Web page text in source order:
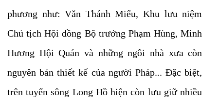
phương như: Văn Thánh Miếu, Khu lưu niệm
Chủ tịch Hội đồng Bộ trưởng Phạm Hùng, Minh
Hương Hội Quán và những ngôi nhà xưa còn
nguyên bản thiết kế của người Pháp... Đặc biệt,
trên tuyến sông Long Hồ hiện còn lưu giữ nhiều